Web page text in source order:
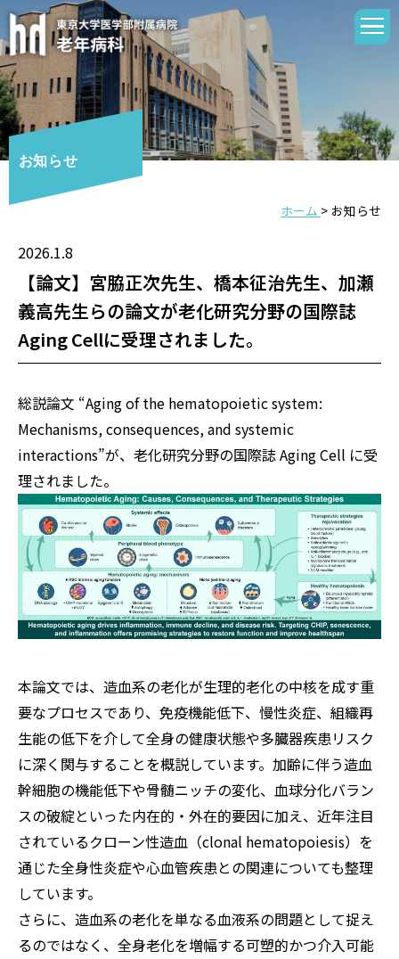
お知らせ
ホーム > お知らせ
2026.1.8
【論文】宮脇正次先生、橋本征治先生、加瀬
義高先生らの論文が老化研究分野の国際誌
Aging Cellに受理されました。
総説論文 “Aging of the hematopoietic system:
Mechanisms, consequences, and systemic
interactions”が、老化研究分野の国際誌 Aging Cell に受
理されました。
本論文では、造血系の老化が生理的老化の中核を成す重
要なプロセスであり、免疫機能低下、慢性炎症、組織再
生能の低下を介して全身の健康状態や多臓器疾患リスク
に深く関与することを概説しています。加齢に伴う造血
幹細胞の機能低下や骨髄ニッチの変化、血球分化バラン
スの破綻といった内在的・外在的要因に加え、近年注目
されているクローン性造血（clonal hematopoiesis）を
通じた全身性炎症や心血管疾患との関連についても整理
しています。
さらに、造血系の老化を単なる血液系の問題として捉え
るのではなく、全身老化を増幅する可塑的かつ介入可能